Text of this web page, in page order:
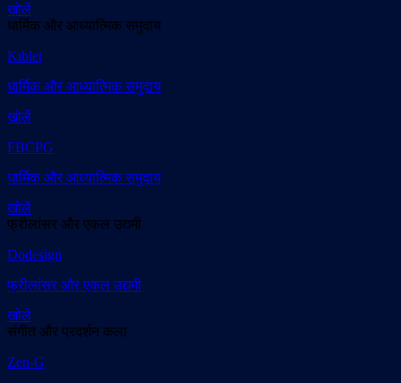
खोलें
धार्मिक और आध्यात्मिक समुदाय
Kıblet
धार्मिक और आध्यात्मिक समुदाय
खोलें
FBCPG
धार्मिक और आध्यात्मिक समुदाय
खोलें
फ्रीलांसर और एकल उद्यमी
Dodesign
फ्रीलांसर और एकल उद्यमी
खोलें
संगीत और प्रदर्शन कला
Zen-G